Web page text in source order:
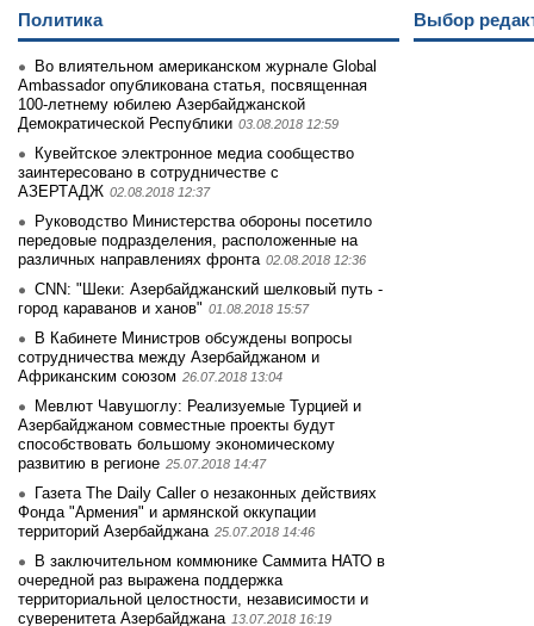
Политика
Во влиятельном американском журнале Global
Ambassador опубликована статья, посвященная
100-летнему юбилею Азербайджанской
Демократической Республики 03.08.2018 12:59
Кувейтское электронное медиа сообщество
заинтеpесовано в сотрудничестве с
АЗЕРТАДЖ 02.08.2018 12:37
Руководство Министерства обороны посетило
передовые подразделения, расположенные на
различных направлениях фронта 02.08.2018 12:36
CNN: "Шеки: Азербайджанский шелковый путь -
город караванов и ханов" 01.08.2018 15:57
В Кабинете Министров обсуждены вопросы
сотрудничества между Азербайджаном и
Африканским союзом 26.07.2018 13:04
Мевлют Чавушоглу: Реализуемые Турцией и
Азербайджаном совместные проекты будут
способствовать большому экономическому
развитию в регионе 25.07.2018 14:47
Газета The Daily Caller о незаконных действиях
Фонда "Армения" и армянской оккупации
территорий Азербайджана 25.07.2018 14:46
В заключительном коммюнике Саммита НАТО в
очередной раз выражена поддержка
территориальной целостности, независимости и
суверенитета Азербайджана 13.07.2018 16:19
Выбор